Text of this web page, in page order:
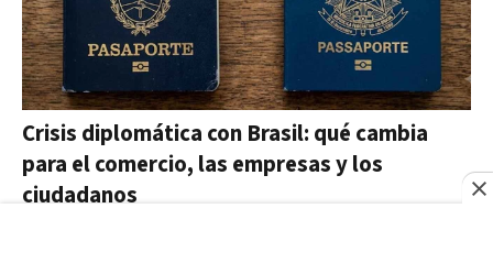
Crisis diplomática con Brasil: qué cambia
para el comercio, las empresas y los
ciudadanos